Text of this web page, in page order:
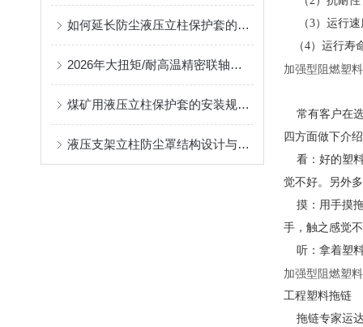
如何延长防尘液压立柱保护套的使用寿命？
2026年大扭矩/耐高温精密联轴器定制找哪家？能实现精准定制的优质厂家盘点
煤矿用液压立柱保护套的安装规范与使用寿命提升方案
液压支架立柱防尘罩结构设计与密封防护原理
（3）运行速
（4）运行寿
加强型阻燃塑
常有客户在选
四方面做下介
看：好的塑料
觉不好。另外
摸：用手摸拖
手，触之感觉
听：拿着塑料
加强型阻燃塑
工程塑料拖链
拖链专家运达